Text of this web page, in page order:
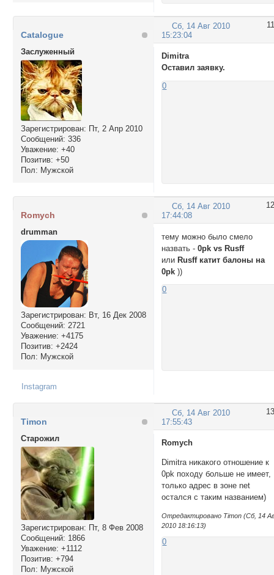
11
Сб, 14 Авг 2010
15:23:04
Catalogue
Заслуженный
Зарегистрирован: Пт, 2 Апр 2010
Сообщений: 336
Уважение: +40
Позитив: +50
Пол: Мужской
Dimitra
Оставил заявку.
0
12
Сб, 14 Авг 2010
17:44:08
Romych
drumman
Зарегистрирован: Вт, 16 Дек 2008
Сообщений: 2721
Уважение: +4175
Позитив: +2424
Пол: Мужской
тему можно было смело
назвать -0pk vs Rusff
илиRusff катит балоны на
0pk ))
0
Instagram
13
Сб, 14 Авг 2010
17:55:43
Timon
Cтарожил
Зарегистрирован: Пт, 8 Фев 2008
Сообщений: 1866
Уважение: +1112
Позитив: +794
Пол: Мужской
Romych
Dimitra никакого отношение к
0pk походу больше не имеет,
только адрес в зоне net
остался с таким названием)
Отредактировано Timon (Сб, 14
2010 18:16:13)
0